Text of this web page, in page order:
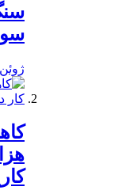
ژوئن 22, 2020